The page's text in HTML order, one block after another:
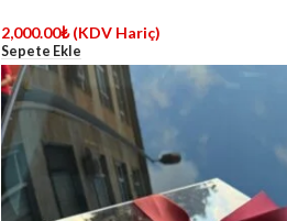
2,000.00₺ (KDV Hariç)
Sepete Ekle